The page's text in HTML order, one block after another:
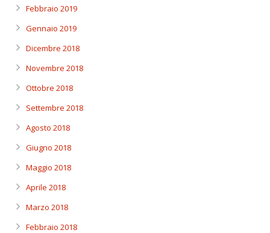
Febbraio 2019
Gennaio 2019
Dicembre 2018
Novembre 2018
Ottobre 2018
Settembre 2018
Agosto 2018
Giugno 2018
Maggio 2018
Aprile 2018
Marzo 2018
Febbraio 2018